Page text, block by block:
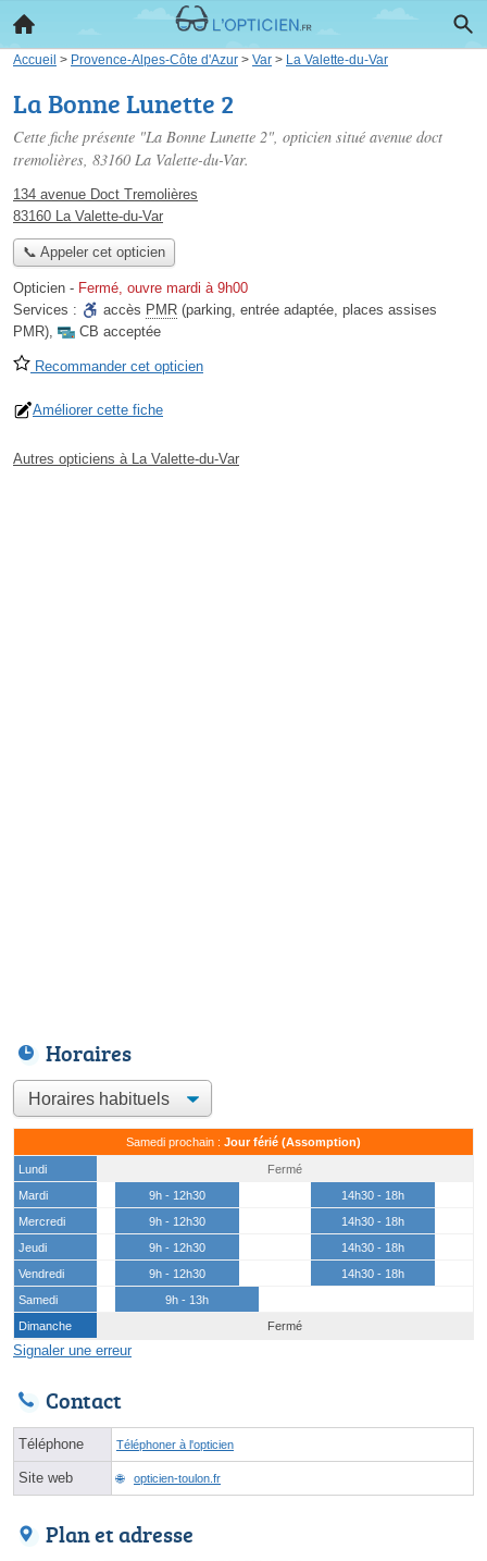
Accueil > Provence-Alpes-Côte d'Azur > Var > La Valette-du-Var
La Bonne Lunette 2
Cette fiche présente "La Bonne Lunette 2", opticien situé avenue doct
tremolières, 83160 La Valette-du-Var.
134 avenue Doct Tremolières
83160 La Valette-du-Var
📞 Appeler cet opticien
Opticien - Fermé, ouvre mardi à 9h00
Services :
accès PMR (parking, entrée adaptée, places assises
PMR), CB acceptée
Recommander cet opticien
Améliorer cette fiche
Autres opticiens à La Valette-du-Var
Horaires
Samedi prochain : Jour férié (Assomption)
Lundi
Fermé
Mardi
9h - 12h30
14h30 - 18h
Mercredi
9h - 12h30
14h30 - 18h
Jeudi
9h - 12h30
14h30 - 18h
Vendredi
9h - 12h30
14h30 - 18h
Samedi
9h - 13h
Dimanche
Fermé
Signaler une erreur
Contact
Téléphone Téléphoner à l'opticien
Site web opticien-toulon.fr
Plan et adresse